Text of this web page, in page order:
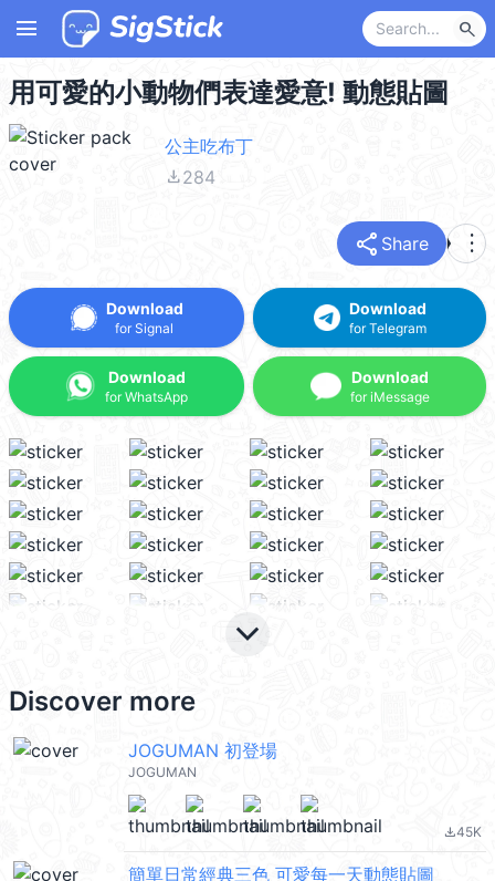
menu search
用可愛的小動物們表達愛意! 動態貼圖
公主吃布丁
file_download284
share Share more_vert
Download
for Signal
Download
for WhatsApp
Download
for Telegram
Download
for iMessage
keyboard_arrow_down
Discover more
JOGUMAN 初登場
JOGUMAN
file_download45K
簡單日常經典三色 可愛每一天動態貼圖